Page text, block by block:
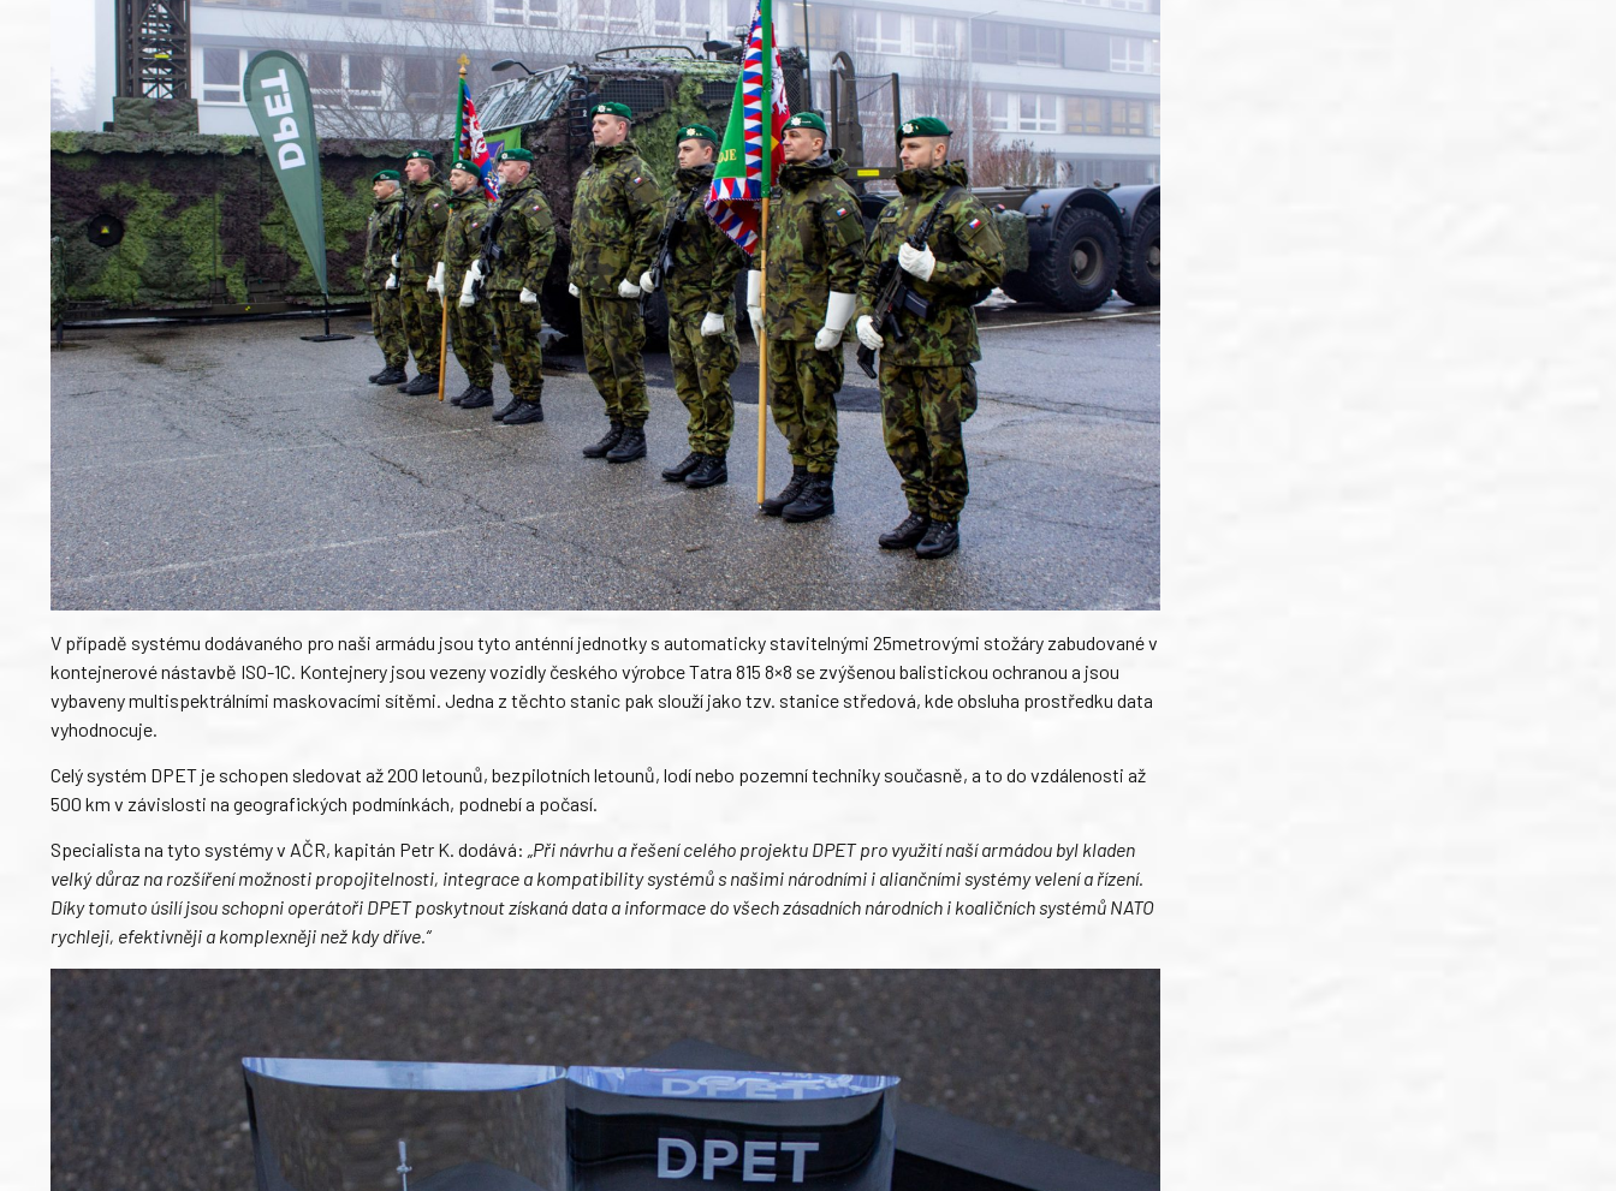
V případě systému dodávaného pro naši armádu jsou tyto anténní jednotky s automaticky stavitelnými 25metrovými stožáry zabudované v
kontejnerové nástavbě ISO-1C. Kontejnery jsou vezeny vozidly českého výrobce Tatra 815 8×8 se zvýšenou balistickou ochranou a jsou
vybaveny multispektrálními maskovacími sítěmi. Jedna z těchto stanic pak slouží jako tzv. stanice středová, kde obsluha prostředku data
vyhodnocuje.
Celý systém DPET je schopen sledovat až 200 letounů, bezpilotních letounů, lodí nebo pozemní techniky současně, a to do vzdálenosti až
500 km v závislosti na geografických podmínkách, podnebí a počasí.
Specialista na tyto systémy v AČR, kapitán Petr K. dodává: „Při návrhu a řešení celého projektu DPET pro využití naší armádou byl kladen
velký důraz na rozšíření možnosti propojitelnosti, integrace a kompatibility systémů s našimi národními i aliančními systémy velení a řízení.
Díky tomuto úsilí jsou schopni operátoři DPET poskytnout získaná data a informace do všech zásadních národních i koaličních systémů NATO
rychleji, efektivněji a komplexněji než kdy dříve.“